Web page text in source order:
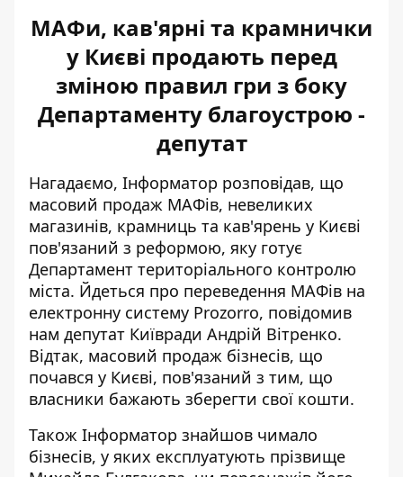
МАФи, кав'ярні та крамнички
у Києві продають перед
зміною правил гри з боку
Департаменту благоустрою -
депутат
Нагадаємо, Інформатор розповідав, що
масовий продаж МАФів, невеликих
магазинів, крамниць та кав'ярень у Києві
пов'язаний з реформою, яку готує
Департамент територіального контролю
міста. Йдеться про переведення МАФів на
електронну систему Prozorro, повідомив
нам депутат Київради Андрій Вітренко.
Відтак, масовий продаж бізнесів, що
почався у Києві, пов'язаний з тим, що
власники бажають зберегти свої кошти.
Також Інформатор знайшов чимало
бізнесів, у яких експлуатують прізвище